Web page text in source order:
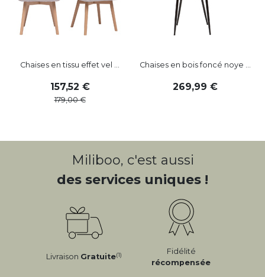
Chaises en tissu effet vel ...
157,52
179,00
Chaises en bois foncé noye ...
269,99
Miliboo, c'est aussi
des services uniques !
Livraison Gratuite(1)
Fidélité
récompensée